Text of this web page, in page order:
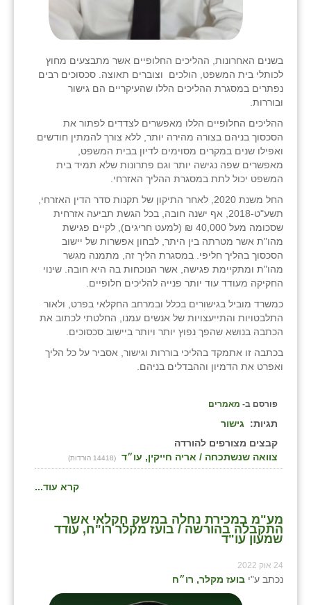
בשנים האחרונות, ההליכים החלופיים אשר מתבצעים מחוץ
לכותלי בית המשפט, הולכים וצוברים תאוצה. סכסוכים רבים
נפתרים במסגרת ההליכים הללו שהעיקריים הם גישור
ובוררות.
ההליכים החלופיים הללו מאפשרים לצדדים לפתור את
הסכסוך בניהם בצורה מהירה יותר, ללא צורך להמתין חודשים
ואפילו שנים במקרים מסוימים לדיון בבית המשפט,
מאפשרים שפה נגישה יותר וגם פתרונות שלא תמיד בית
המשפט יכול לתת במסגרת ההליך האזרחי.
החל משנת 2020, לאחר התיקון של תקנות סדר הדין האזרחי,
תשע"ט-2018, אף ישנה חובה, בכל הגשת תביעה אזרחית
שסכומה מעל 40,000 ₪ (למעט חריגים), לקיים פגישת
מהו"ת אשר מטרתה בין היתר, לבחון אפשרות של יישוב
הסכסוך בהליך חליפי. במסגרת הליך זה, מתמנה מגשר
מהו"ת ומתקיימת פגישה, אשר הנוכחות בה היא חובה. שינוי
החקיקה מעודד עוד יותר פנייה להליכים חלופיים.
כמשרד מוביל בגישורים בכלל ובמרחב החקלאי בפרט, ולאור
התלבטויות והתייעצויות של אנשים עמנו, החלטתי לכתוב את
הכתבה בנושא שהפך נפוץ יותר ויותר ביישוב סכסוכים.
בכתבה זו אתמקד בהליכי בוררות וגישור, אסביר על כל הליך
ואפרט את הדמיון וההבדלים בניהם.
פורסם ב- מאמרים
תגיות:
גישור
קבצים מצורפים להורדה
צוואה שנשתכחה / אריה חייקין, עו״ד
(14418 הורדות)
קרא עוד...
מע"מ במכירת נחלה במשק חקלאי אשר
התקבלה בהורשה / בועז מקלר רו"ח, עודד
שמעון עו"ד
24 אוק 2022
נכתב ע"י בועז מקלר, רו״ח
נהריה (אג״ש)
ניר צבי
עין חצבה
עמרים
קורנית
קלחים
רועי
רימונים
רמות השבים
רמת הדר
שבי ציון
שדה ורבורג
שדמה
שכניה